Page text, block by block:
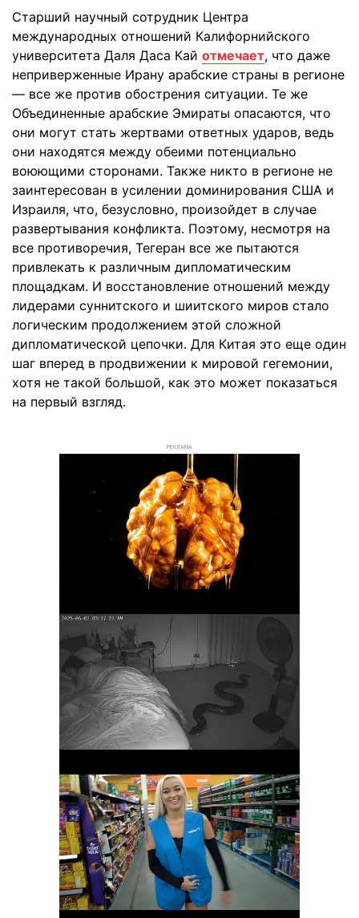
Старший научный сотрудник Центра
международных отношений Калифорнийского
университета Даля Даса Кай отмечает, что даже
неприверженные Ирану арабские страны в регионе
— все же против обострения ситуации. Те же
Объединенные арабские Эмираты опасаются, что
они могут стать жертвами ответных ударов, ведь
они находятся между обеими потенциально
воюющими сторонами. Также никто в регионе не
заинтересован в усилении доминирования США и
Израиля, что, безусловно, произойдет в случае
развертывания конфликта. Поэтому, несмотря на
все противоречия, Тегеран все же пытаются
привлекать к различным дипломатическим
площадкам. И восстановление отношений между
лидерами суннитского и шиитского миров стало
логическим продолжением этой сложной
дипломатической цепочки. Для Китая это еще один
шаг вперед в продвижении к мировой гегемонии,
хотя не такой большой, как это может показаться
на первый взгляд.
РЕКЛАМА